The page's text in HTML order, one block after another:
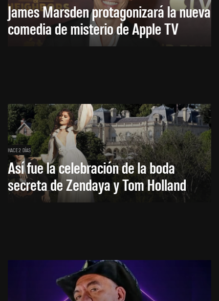
James Marsden protagonizará la nueva
comedia de misterio de Apple TV
HACE 2 DÍAS
Así fue la celebración de la boda
secreta de Zendaya y Tom Holland